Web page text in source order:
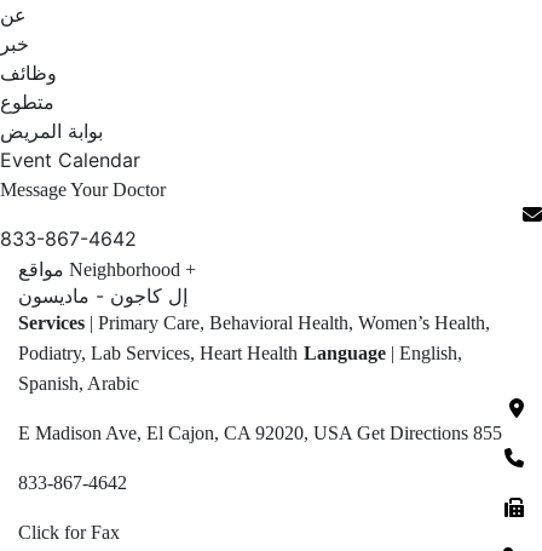
عن
خبر
وظائف
متطوع
بوابة المريض
Event Calendar
Message Your Doctor
833-867-4642
+
إل كاجون - ماديسون
Services | Primary Care, Behavioral Health, Women’s Health,
Podiatry, Lab Services, Heart Health Language | English,
Spanish, Arabic
855 E Madison Ave, El Cajon, CA 92020, USA
Get Directions
833-867-4642
Click for Fax